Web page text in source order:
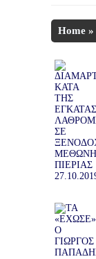
Home »